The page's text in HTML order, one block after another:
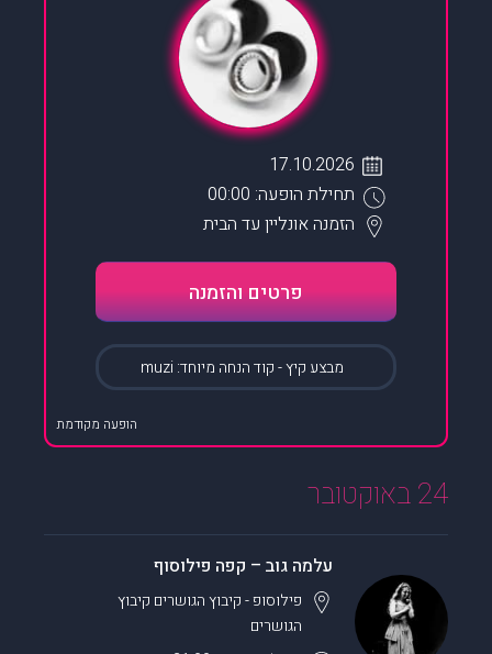
17.10.2026
תחילת הופעה: 00:00
הזמנה אונליין עד הבית
פרטים והזמנה
מבצע קיץ - קוד הנחה מיוחד: muzi
הופעה מקודמת
24 באוקטובר
עלמה גוב – קפה פילוסוף
פילוסופ - קיבוץ הגושרים קיבוץ
הגושרים